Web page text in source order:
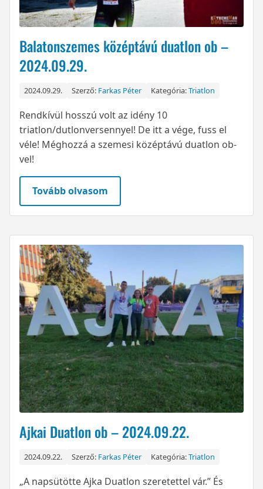
Balatonszemes középtávú duatlon ob –
2024.09.29.
2024.09.29. Szerző: Farkas Péter Kategória:Triatlon
Rendkívül hosszú volt az idény 10
triatlon/dutlonversennyel! De itt a vége, fuss el
véle! Méghozzá a szemesi középtávú duatlon ob-
vel!
Tovább olvasom
Ajkai Duatlon ob – 2024.09.22.
2024.09.22. Szerző: Farkas Péter Kategória:Triatlon
„A napsütötte Ajka Duatlon szeretettel vár.” És